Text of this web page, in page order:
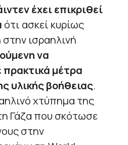
έχει επικριθεί
ότι ασκεί κυρίως
ισραηλινή
να
μέτρα
υλικής βοήθειας.
χτύπημα της
Γάζα που σκότωσε
στην